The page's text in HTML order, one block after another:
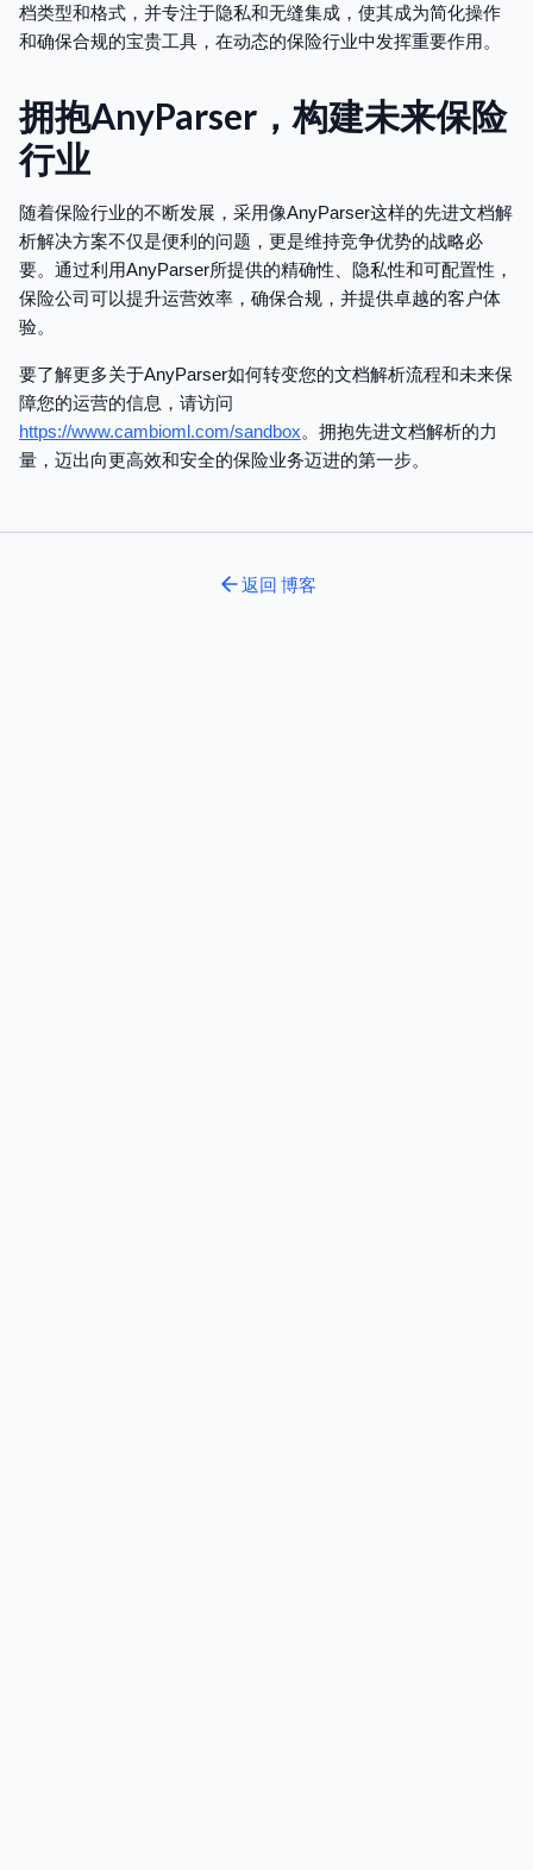
档类型和格式，并专注于隐私和无缝集成，使其成为简化操作
和确保合规的宝贵工具，在动态的保险行业中发挥重要作用。
拥抱AnyParser，构建未来保险
行业
随着保险行业的不断发展，采用像AnyParser这样的先进文档解
析解决方案不仅是便利的问题，更是维持竞争优势的战略必
要。通过利用AnyParser所提供的精确性、隐私性和可配置性，
保险公司可以提升运营效率，确保合规，并提供卓越的客户体
验。
要了解更多关于AnyParser如何转变您的文档解析流程和未来保
障您的运营的信息，请访问
https://www.cambioml.com/sandbox。拥抱先进文档解析的力
量，迈出向更高效和安全的保险业务迈进的第一步。
返回 博客